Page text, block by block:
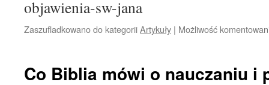
objawienia-sw-jana
Zaszufladkowano do kategoriiArtykuły | Możliwość
Co Biblia mówi o nauczaniu i